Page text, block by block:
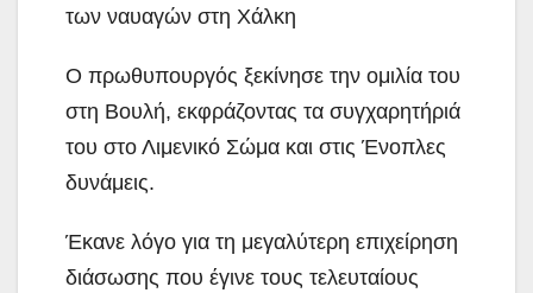
των ναυαγών στη Χάλκη
Ο πρωθυπουργός ξεκίνησε την ομιλία του
στη Βουλή, εκφράζοντας τα συγχαρητήριά
του στο Λιμενικό Σώμα και στις Ένοπλες
δυνάμεις.
Έκανε λόγο για τη μεγαλύτερη επιχείρηση
διάσωσης που έγινε τους τελευταίους